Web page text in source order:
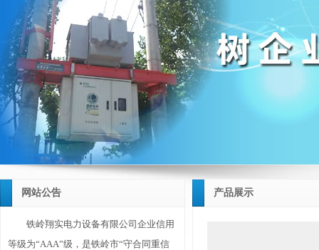
网站公告
铁岭翔实电力设备有限公司企业信用
等级为“AAA”级，是铁岭市“守合同重信
产品展示